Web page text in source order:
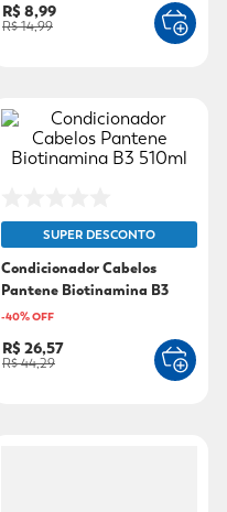
R$ 8,99
R$ 14,99
SUPER DESCONTO
Condicionador Cabelos
Pantene Biotinamina B3
510ml
-40% OFF
R$ 26,57
R$ 44,29